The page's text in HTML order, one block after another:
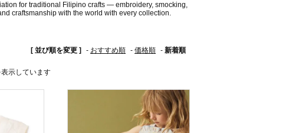
for traditional Filipino crafts — embroidery, smocking,
craftsmanship with the world with every collection.
[ 並び順を変更 ] - おすすめ順 - 価格順 - 新着順
示しています